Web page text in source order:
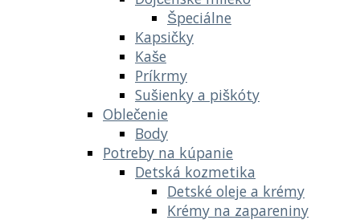
Špeciálne
Kapsičky
Kaše
Príkrmy
Sušienky a piškóty
Oblečenie
Body
Potreby na kúpanie
Detská kozmetika
Detské oleje a krémy
Krémy na zapareniny